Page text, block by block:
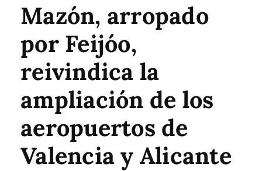
Mazón, arropado
por Feijóo,
reivindica la
ampliación de los
aeropuertos de
Valencia y Alicante